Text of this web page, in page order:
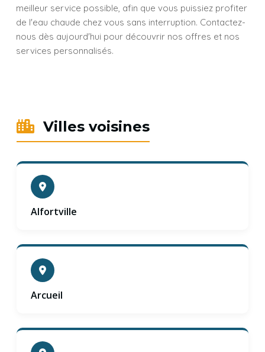
meilleur service possible, afin que vous puissiez profiter
de l'eau chaude chez vous sans interruption. Contactez-
nous dès aujourd'hui pour découvrir nos offres et nos
services personnalisés.
Villes voisines
Alfortville
Arcueil